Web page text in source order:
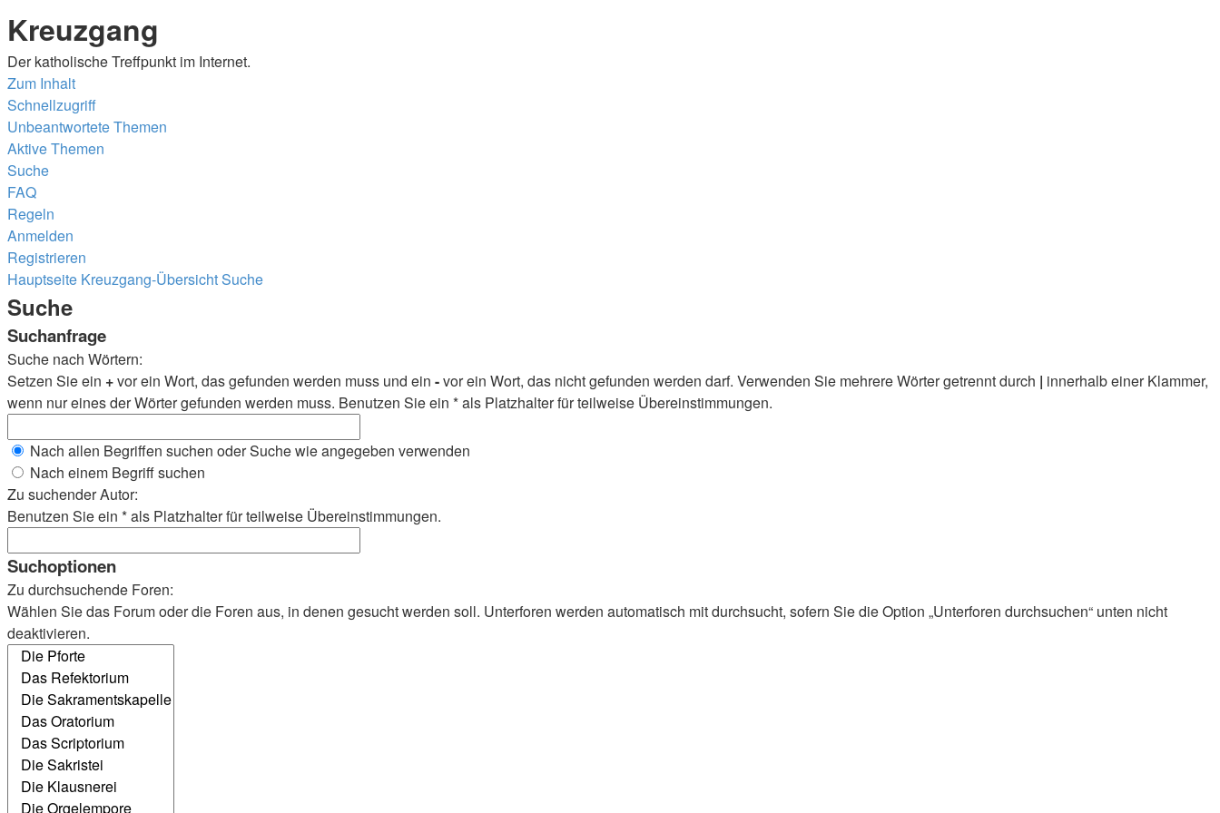
Kreuzgang
Der katholische Treffpunkt im Internet.
Zum Inhalt
Schnellzugriff
Unbeantwortete Themen
Aktive Themen
Suche
FAQ
Regeln
Anmelden
Registrieren
Hauptseite Kreuzgang-ÜbersichtSuche
Suche
Suchanfrage
Suche nach Wörtern:
Setzen Sie ein +vor ein Wort, das gefunden werden muss und ein -vor ein Wort, das nicht gefunden werden darf. Verwenden Sie mehrere Wörter getrennt durch | innerhalb einer Klammer,
wenn nur eines der Wörter gefunden werden muss. Benutzen Sie ein * als Platzhalter für teilweise Übereinstimmungen.
Nach allen Begriffen suchen oder Suche wie angegeben verwenden
Nach einem Begriff suchen
Zu suchender Autor:
Benutzen Sie ein * als Platzhalter für teilweise Übereinstimmungen.
Suchoptionen
Zu durchsuchende Foren:
Wählen Sie das Forum oder die Foren aus, in denen gesucht werden soll. Unterforen werden automatisch mit durchsucht, sofern Sie die Option „Unterforen durchsuchen“ unten nicht
deaktivieren.